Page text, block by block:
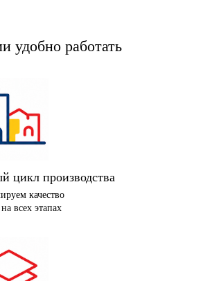
удобно работать
цикл производства
качество
всех этапах